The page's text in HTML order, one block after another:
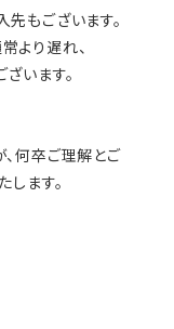
もございます。
より遅れ、
います。
何卒ご理解とご
ます。